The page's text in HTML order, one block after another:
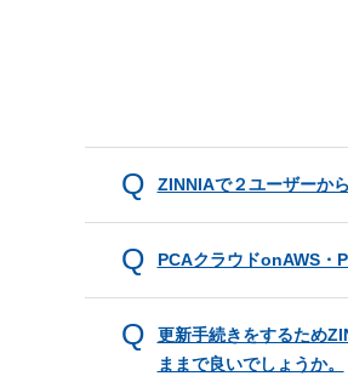
ZINNIAで２ユーザーか
PCAクラウドonAWS・
更新手続きをするため
ままで良いでしょうか。